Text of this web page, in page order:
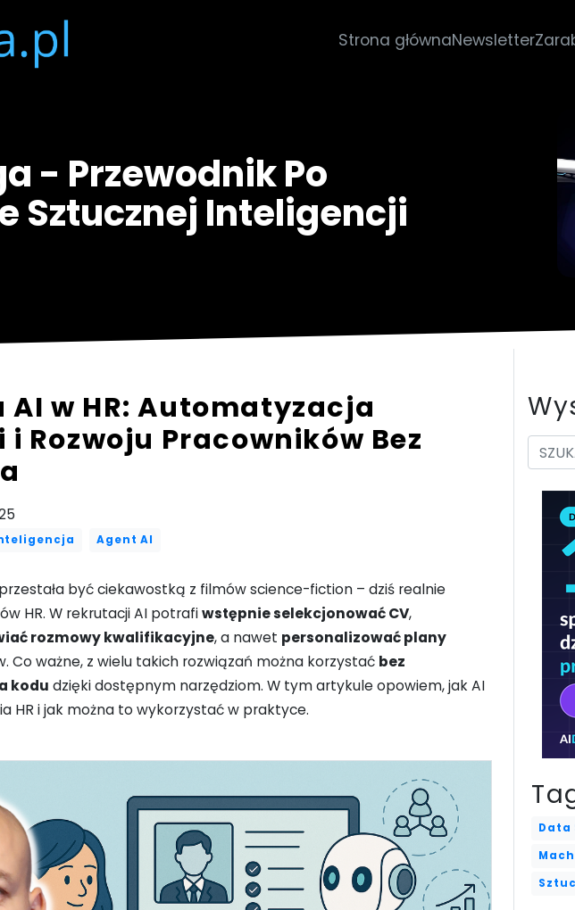
Strona głównaNewsletter
- Przewodnik Po
Sztucznej Inteligencji
AI w HR: Automatyzacja
Rozwoju Pracowników Bez
Agent AI
być ciekawostką z filmów science-fiction – dziś realnie
HR. W rekrutacji AI potrafiwstępnie selekcjonować CV,
rozmowy kwalifikacyjne, a nawet personalizować plany
Co ważne, z wielu takich rozwiązań można korzystać bez
kodu dzięki dostępnym narzędziom. W tym artykule opowiem, jak AI
HR i jak można to wykorzystać w praktyce.
Data